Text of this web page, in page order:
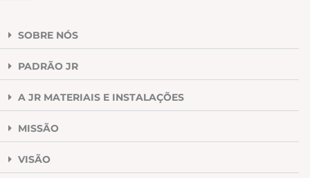
SOBRE NÓS
PADRÃO JR
A JR MATERIAIS E INSTALAÇÕES
MISSÃO
VISÃO